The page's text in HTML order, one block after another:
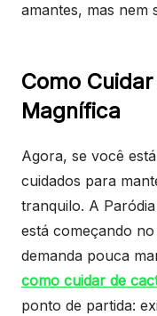
amantes, mas nem
Como
Magnífica
Agora, se você
cuidados para
tranquilo. A
está começando
demanda pouca
como cuidar de
ponto de partida: